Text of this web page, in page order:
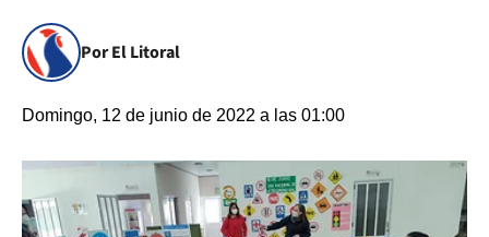
Por El Litoral
Domingo, 12 de junio de 2022 a las 01:00